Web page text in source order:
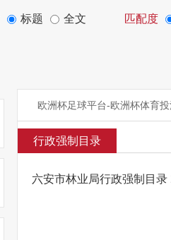
标题 全文 匹配度
欧洲杯足球平台-欧洲杯体育投
行政强制目录
六安市林业局行政强制目录